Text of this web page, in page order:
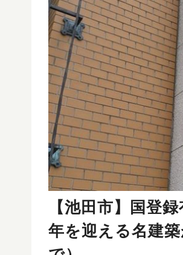
【池田市】国登
年を迎える名建